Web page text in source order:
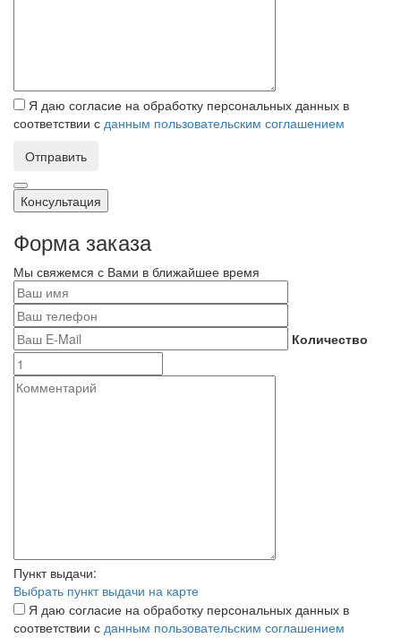
Я даю согласие на обработку персональных данных в
соответствии с данным пользовательским соглашением
Отправить
Консультация
Форма заказа
Мы свяжемся с Вами в ближайшее время
Количество
Пункт выдачи:
Выбрать пункт выдачи на карте
Я даю согласие на обработку персональных данных в
соответствии с данным пользовательским соглашением